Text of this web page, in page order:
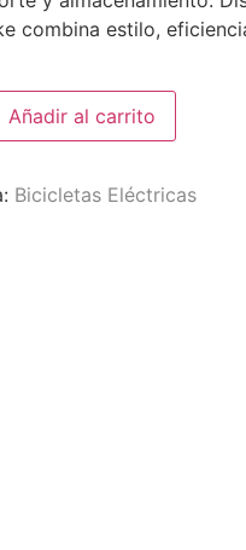
combina estilo,
Añadir al carrito
Bicicletas Eléctricas